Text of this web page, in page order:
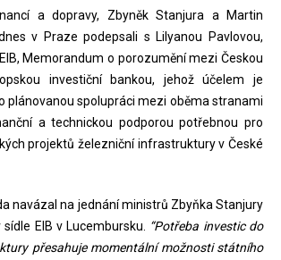
a dopravy, Zbyněk Stanjura a Martin
v Praze podepsali s Lilyanou Pavlovou,
Memorandum o porozumění mezi Českou
investiční bankou, jehož účelem je
plánovanou spolupráci mezi oběma stranami
a technickou podporou potřebnou pro
projektů železniční infrastruktury v České
navázal na jednání ministrů Zbyňka Stanjury
EIB v Lucembursku.
“Potřeba investic do
přesahuje momentální možnosti státního